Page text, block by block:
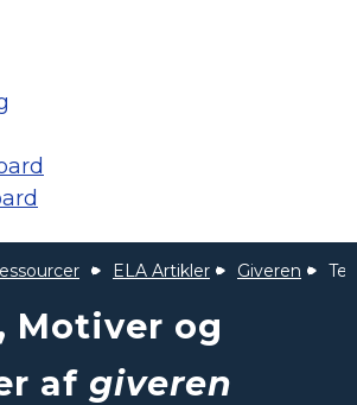
ELA Artikler Giveren
Motiver og
af giveren